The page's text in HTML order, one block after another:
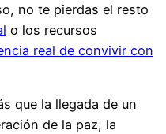
no te pierdas el resto
o los recursos
real de convivir con
que la llegada de un
de la paz, la